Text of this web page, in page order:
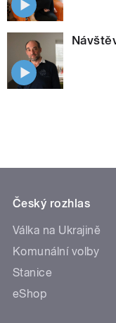
Český rozhlas
Válka na Ukrajině
Komunální volby
Stanice
eShop